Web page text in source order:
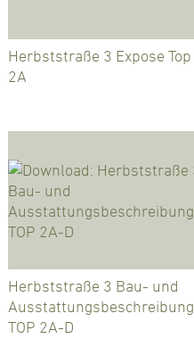
Herbststraße 3 Expose Top
2A
Herbststraße 3 Bau- und
Ausstattungsbeschreibung
TOP 2A-D